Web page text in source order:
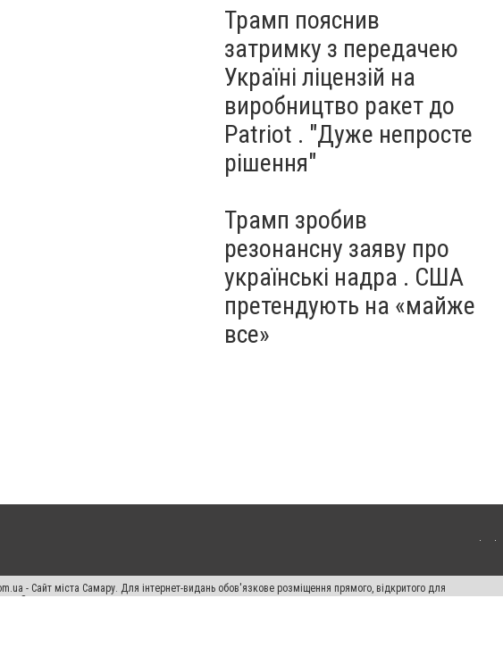
Трамп пояснив
затримку з передачею
Україні ліцензій на
виробництво ракет до
Patriot . "Дуже непросте
рішення"
Трамп зробив
резонансну заяву про
українські надра . США
претендують на «майже
все»
- Сайт міста Самару. Для інтернет-видань обов'язкове розміщення прямого, відкритого для
Законом.